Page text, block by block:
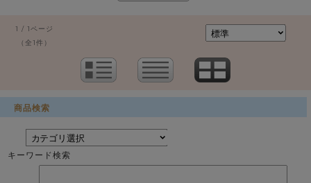
1 / 1ページ
（全1件）
商品検索
キーワード検索